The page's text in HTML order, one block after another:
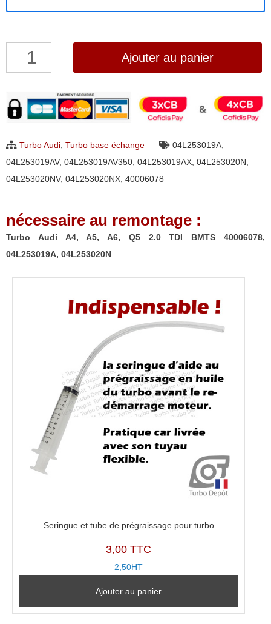
quantité
Audi
A4,
A6,
BMTS
40006078,
04L253019A,
Ajouter au panier
Turbo Audi, Turbo base échange 04L253019A,
04L253019AV, 04L253019AV350, 04L253019AX, 04L253020N,
04L253020NV, 04L253020NX, 40006078
nécessaire au remontage :
Turbo Audi A4, A5, A6, Q5 2.0 TDI BMTS 40006078,
04L253019A, 04L253020N
Seringue et tube de prégraissage pour turbo
3,00 TTC
2,50HT
Ajouter au panier